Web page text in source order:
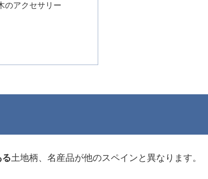
のアクセサリー
土地柄、名産品が他のスペインと異なります。